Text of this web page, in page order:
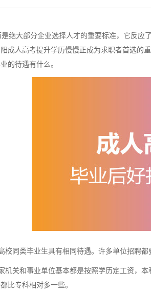
绝大部分企业选择人才的重要标准，它反应
成人高考提升学历慢慢正成为求职者首选的
的待遇有什么。
同类毕业生具有相同待遇。许多单位招聘
关和事业单位基本都是按照学历定工资，
比专科相对多一些。